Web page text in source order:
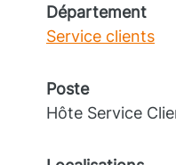
Département
Service clients
Poste
Hôte Service